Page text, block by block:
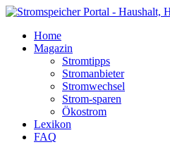
Home
Magazin
Stromtipps
Stromanbieter
Stromwechsel
Strom-sparen
Ökostrom
Lexikon
FAQ